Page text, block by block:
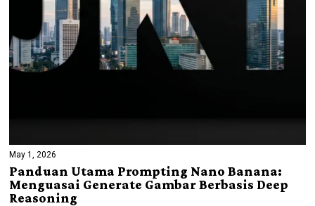
May 1, 2026
Panduan Utama Prompting Nano Banana:
Menguasai Generate Gambar Berbasis Deep
Reasoning